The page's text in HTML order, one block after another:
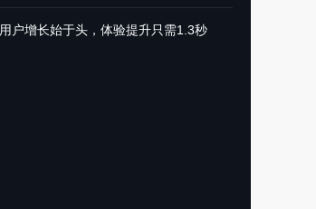
用户增长始于头，体验提升只需1.3秒